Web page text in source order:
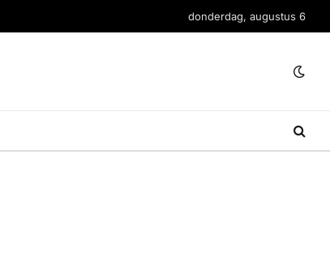
donderdag, augustus 6